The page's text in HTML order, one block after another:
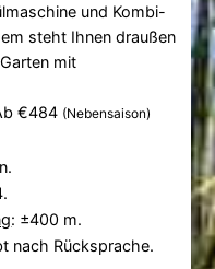
und Kombi-
steht Ihnen draußen
mit
€484 (Nebensaison)
: ±400 m.
nach Rücksprache.